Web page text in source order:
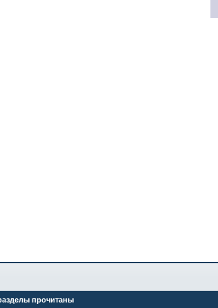
прочитаны